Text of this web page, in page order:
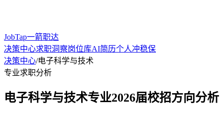
JobTap一箭职达
决策中心求职洞察岗位库AI简历个人冲稳保
决策中心/电子科学与技术
专业求职分析
电子科学与技术专业2026届校招方向分析